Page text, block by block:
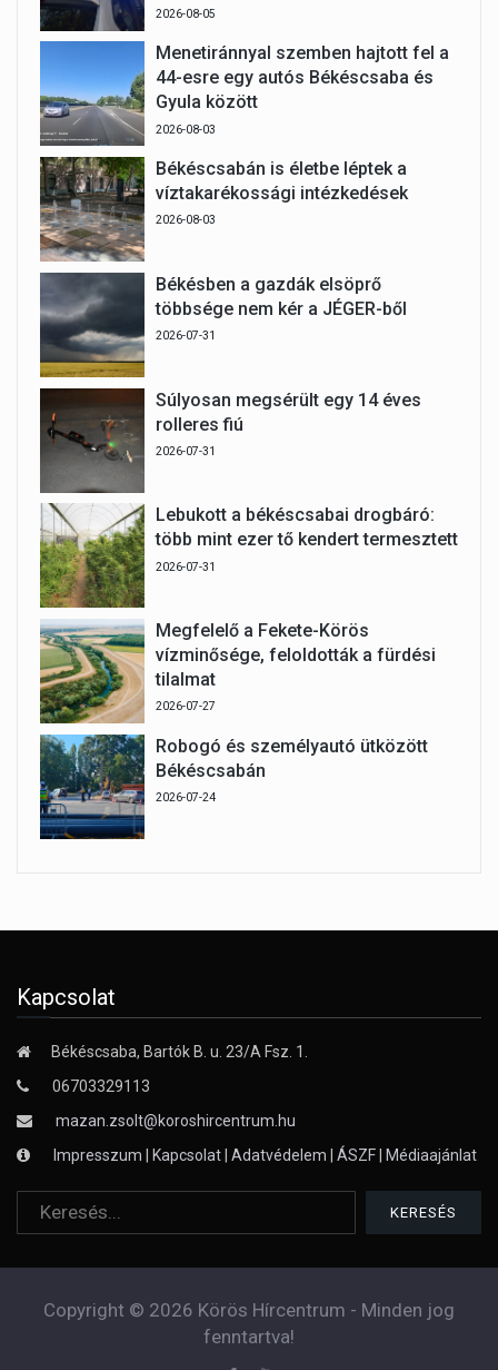
2026-08-05
Menetiránnyal szemben hajtott fel a
44-esre egy autós Békéscsaba és
Gyula között
2026-08-03
Békéscsabán is életbe léptek a
víztakarékossági intézkedések
2026-08-03
Békésben a gazdák elsöprő
többsége nem kér a JÉGER-ből
2026-07-31
Súlyosan megsérült egy 14 éves
rolleres fiú
2026-07-31
Lebukott a békéscsabai drogbáró:
több mint ezer tő kendert termesztett
2026-07-31
Megfelelő a Fekete-Körös
vízminősége, feloldották a fürdési
tilalmat
2026-07-27
Robogó és személyautó ütközött
Békéscsabán
2026-07-24
Kapcsolat
Békéscsaba, Bartók B. u. 23/A Fsz. 1.
06703329113
mazan.zsolt@koroshircentrum.hu
Impresszum | Kapcsolat| Adatvédelem | ÁSZF| Médiaajánlat
Copyright © 2026 Körös Hírcentrum - Minden jog
fenntartva!